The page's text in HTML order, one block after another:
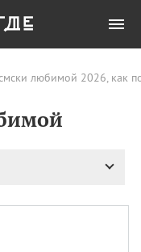
любимой 2026, как
Все
и Глеба, во